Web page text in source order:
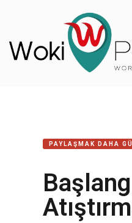
PAYLAŞMAK DAHA